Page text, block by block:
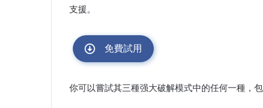
支援。
免費試用
你可以嘗試其三種强大破解模式中的任何一種，